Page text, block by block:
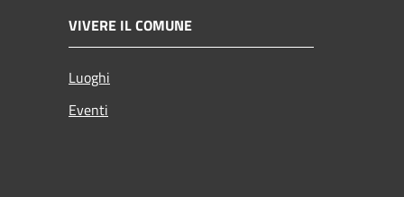
VIVERE IL COMUNE
Luoghi
Eventi